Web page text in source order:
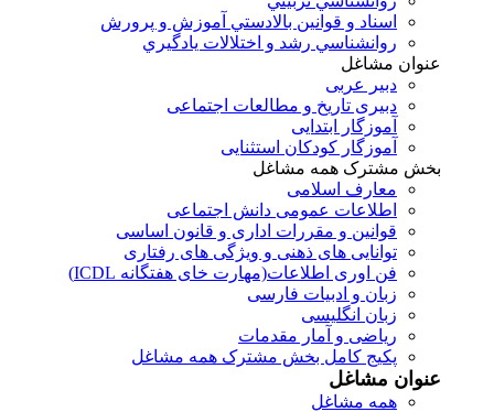
اسناد و قوانين بالادستي آموزش و پرورش
روانشناسي رشد و اختلالات يادگيري
عنوان مشاغل
دبير عربی
دبیری تاریخ و مطالعات اجتماعی
آموزگار ابتدایی
آموزگار کودکان استثنایی
بخش مشترک همه مشاغل
معارف اسلامی
اطلاعات عمومی دانش اجتماعی
قوانین و مقررات اداری و قانون اساسی
توانایی های ذهنی و ویژگی های رفتاری
فن اوری اطلاعات(مهارت خای هفتگانه ICDL)
زبان و ادبیات فارسی
زبان انگلیسی
ریاضی و آمار مقدمات
پکیج کامل بخش مشترک همه مشاغل
عنوان مشاغل
همه مشاغل